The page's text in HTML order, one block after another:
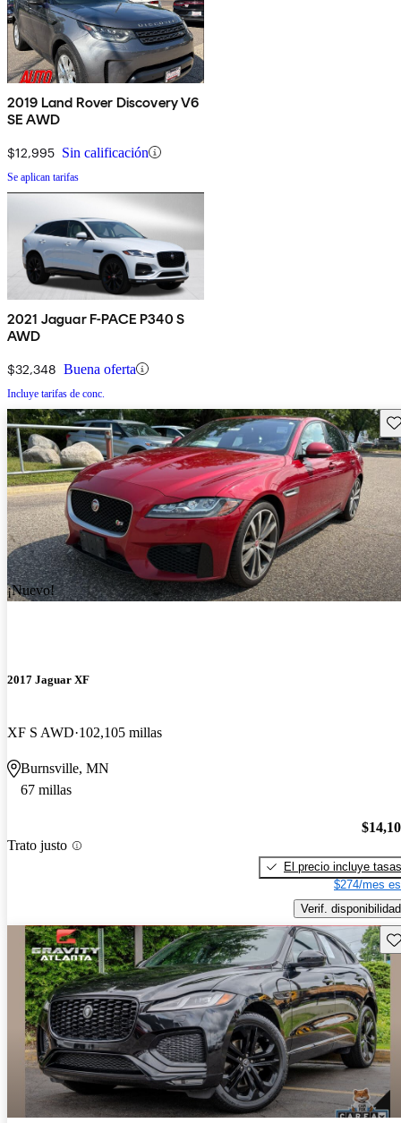
2019 Land Rover Discovery V6
SE AWD
$12,995 Sin calificación
Se aplican tarifas
2021 Jaguar F-PACE P340 S
AWD
$32,348 Buena oferta
Incluye tarifas de conc.
¡Nuevo!
2017 Jaguar XF
XF S AWD 102,105 millas
Burnsville, MN
67 millas
Trato justo
El precio incluye tasas
$274/mes
Verif. disponibilidad